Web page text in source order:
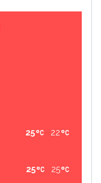
22
25
25
25